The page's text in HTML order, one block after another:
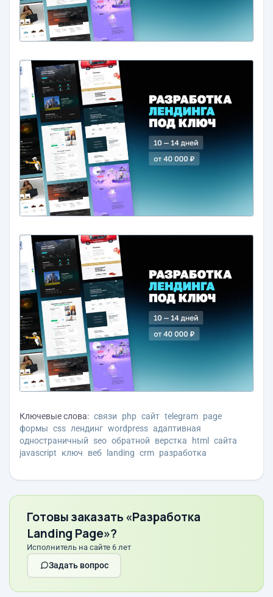
Ключевые слова: связи php сайт telegram page
формы css лендинг wordpress адаптивная
одностраничный
seo обратной верстка html
сайта
javascript
ключ веб landing crm разработка
Готовы заказать «Разработка
Landing Page»?
Исполнитель на сайте 6 лет
Задать вопрос